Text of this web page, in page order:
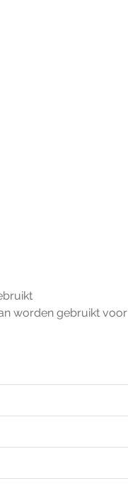
worden gebruikt voor